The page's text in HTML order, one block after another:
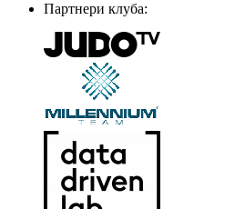
Партнери клуба: